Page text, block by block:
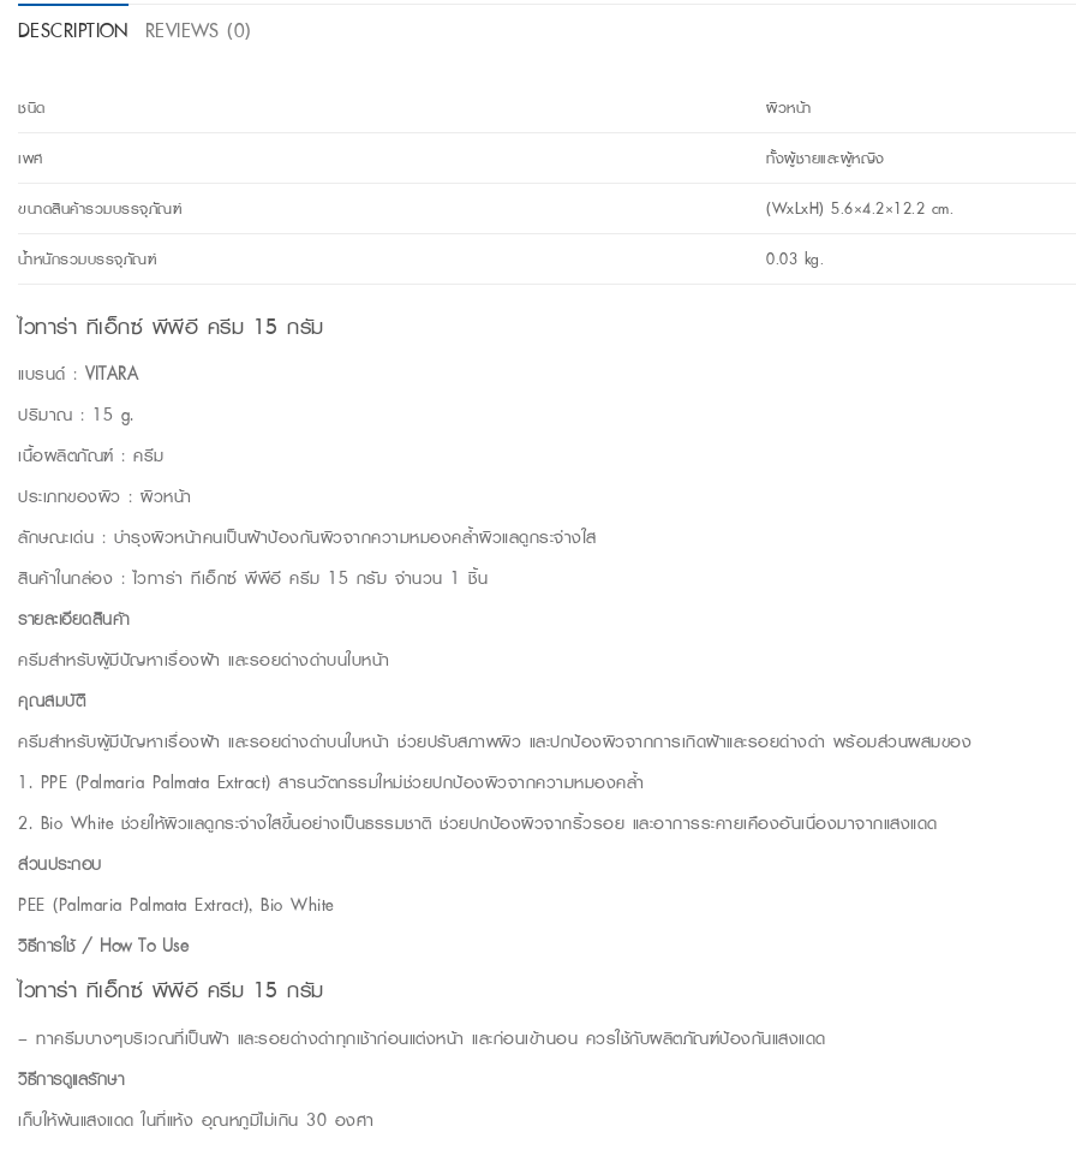
DESCRIPTION REVIEWS (0)
ชนิด
ผิวหน้า
เพศ
ทั้งผู้ชายและผู้หญิง
ขนาดสินค้ารวมบรรจุภัณฑ์
(WxLxH) 5.6×4.2×12.2 cm.
น้ำหนักรวมบรรจุภัณฑ์
0.03 kg.
ไวทาร่า ทีเอ็กซ์ พีพีอี ครีม 15 กรัม
แบรนด์ : VITARA
ปริมาณ : 15 g.
เนื้อผลิตภัณฑ์ : ครีม
ประเภทของผิว : ผิวหน้า
ลักษณะเด่น : บำรุงผิวหน้าคนเป็นฝ้าป้องกันผิวจากความหมองคล้ำผิวแลดูกระจ่างใส
สินค้าในกล่อง : ไวทาร่า ทีเอ็กซ์ พีพีอี ครีม 15 กรัม จำนวน 1 ชิ้น
รายละเอียดสินค้า
ครีมสำหรับผู้มีปัญหาเรื่องฝ้า และรอยด่างดำบนใบหน้า
คุณสมบัติ
ครีมสำหรับผู้มีปัญหาเรื่องฝ้า และรอยด่างดำบนใบหน้า ช่วยปรับสภาพผิว และปกป้องผิวจากการเกิดฝ้าและรอยด่างดำ พร้อมส่วนผสมของ
1. PPE (Palmaria Palmata Extract) สารนวัตกรรมใหม่ช่วยปกป้องผิวจากความหมองคล้ำ
2. Bio White ช่วยให้ผิวแลดูกระจ่างใสขึ้นอย่างเป็นธรรมชาติ ช่วยปกป้องผิวจากริ้วรอย และอาการระคายเคืองอันเนื่องมาจากแสงแดด
ส่วนประกอบ
PEE (Palmaria Palmata Extract), Bio White
วิธีการใช้ / How To Use
ไวทาร่า ทีเอ็กซ์ พีพีอี ครีม 15 กรัม
– ทาครีมบางๆบริเวณที่เป็นฝ้า และรอยด่างดำทุกเช้าก่อนแต่งหน้า และก่อนเข้านอน ควรใช้กับผลิตภัณฑ์ป้องกันแสงแดด
วิธีการดูแลรักษา
เก็บให้พ้นแสงแดด ในที่แห้ง อุณหภูมิไม่เกิน 30 องศา